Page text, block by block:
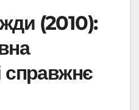
(2010):
справжнє